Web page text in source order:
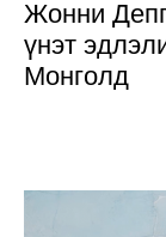
Жонни
үнэт
Монголд